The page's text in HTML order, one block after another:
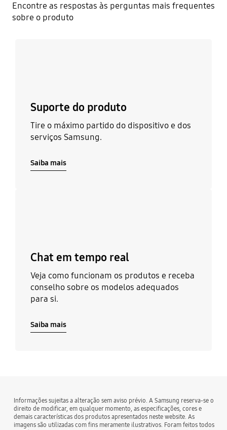
Encontre as respostas às perguntas mais frequentes
sobre o produto
Suporte do produto
Tire o máximo partido do dispositivo e dos
serviços Samsung.
Saiba mais
Chat em tempo real
Veja como funcionam os produtos e receba
conselho sobre os modelos adequados
para si.
Saiba mais
Informações sujeitas a alteração sem aviso prévio. A Samsung reserva-se o
direito de modificar, em qualquer momento, as especificações, cores e
demais características dos produtos apresentados neste website. As
imagens são utilizadas com fins meramente ilustrativos. Foram feitos todos